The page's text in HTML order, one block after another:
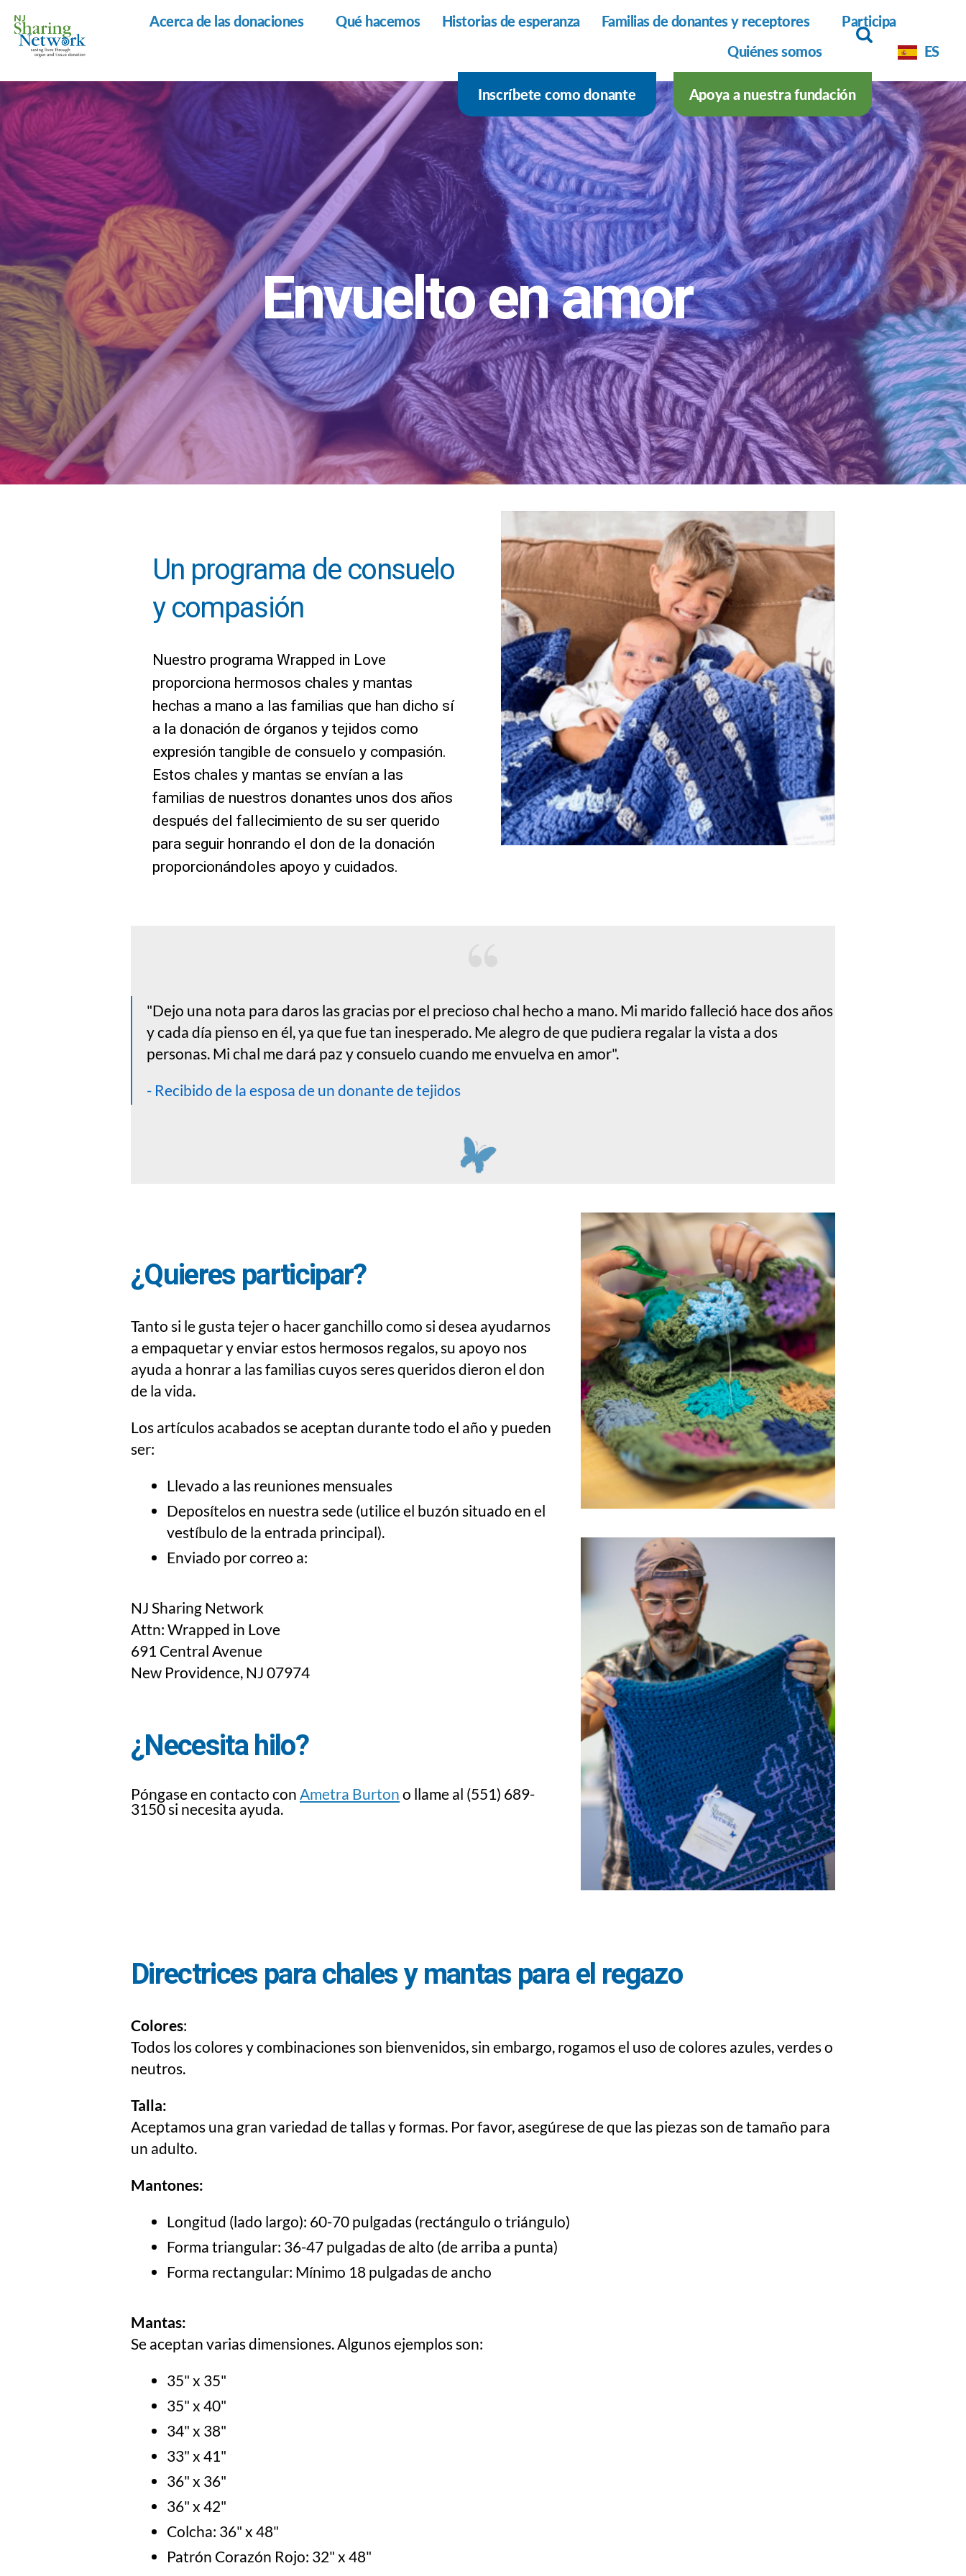
de
Intercambio
de
Nueva
Jersey
Acerca de las donaciones Qué hacemos Historias de esperanza Familias de donantes y receptores
Participa
Quiénes somos
ES
Inscríbete como donante Apoya a nuestra fundación
Envuelto en amor
Un programa de consuelo
y compasión
Nuestro programa Wrapped in Love
proporciona hermosos chales y mantas
hechas a mano a las familias que han dicho sí
a la donación de órganos y tejidos como
expresión tangible de consuelo y compasión.
Estos chales y mantas se envían a las
familias de nuestros donantes unos dos años
después del fallecimiento de su ser querido
para seguir honrando el don de la donación
proporcionándoles apoyo y cuidados.
"Dejo una nota para daros las gracias por el precioso chal hecho a mano. Mi marido falleció hace dos años
y cada día pienso en él, ya que fue tan inesperado. Me alegro de que pudiera regalar la vista a dos
personas. Mi chal me dará paz y consuelo cuando me envuelva en amor".
- Recibido de la esposa de un donante de tejidos
¿Quieres participar?
Tanto si le gusta tejer o hacer ganchillo como si desea ayudarnos
a empaquetar y enviar estos hermosos regalos, su apoyo nos
ayuda a honrar a las familias cuyos seres queridos dieron el don
de la vida.
Los artículos acabados se aceptan durante todo el año y pueden
ser:
Llevado a las reuniones mensuales
Deposítelos en nuestra sede (utilice el buzón situado en el
vestíbulo de la entrada principal).
Enviado por correo a:
NJ Sharing Network
Attn: Wrapped in Love
691 Central Avenue
New Providence, NJ 07974
¿Necesita hilo?
Póngase en contacto con Ametra Burton o llame al (551) 689-
3150 si necesita ayuda.
Directrices para chales y mantas para el regazo
Colores:
Todos los colores y combinaciones son bienvenidos, sin embargo, rogamos el uso de colores azules, verdes o
neutros.
Talla:
Aceptamos una gran variedad de tallas y formas. Por favor, asegúrese de que las piezas son de tamaño para
un adulto.
Mantones:
Longitud (lado largo): 60-70 pulgadas (rectángulo o triángulo)
Forma triangular: 36-47 pulgadas de alto (de arriba a punta)
Forma rectangular: Mínimo 18 pulgadas de ancho
Mantas:
Se aceptan varias dimensiones. Algunos ejemplos son:
35" x 35"
35" x 40"
34" x 38"
33" x 41"
36" x 36"
36" x 42"
Colcha: 36" x 48"
Patrón Corazón Rojo: 32" x 48"